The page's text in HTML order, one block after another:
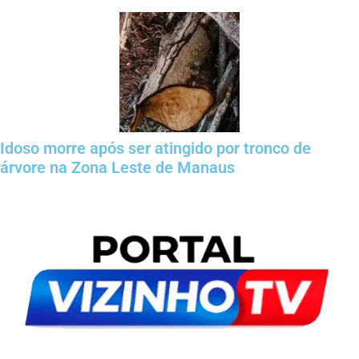
Idoso morre após ser atingido por tronco de
árvore na Zona Leste de Manaus